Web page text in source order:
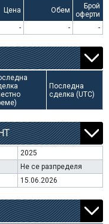
Цена Обем
Брой
оферти
- - -
Последна
сделка (UTC)
2025
Не се разпределя
15.06.2026